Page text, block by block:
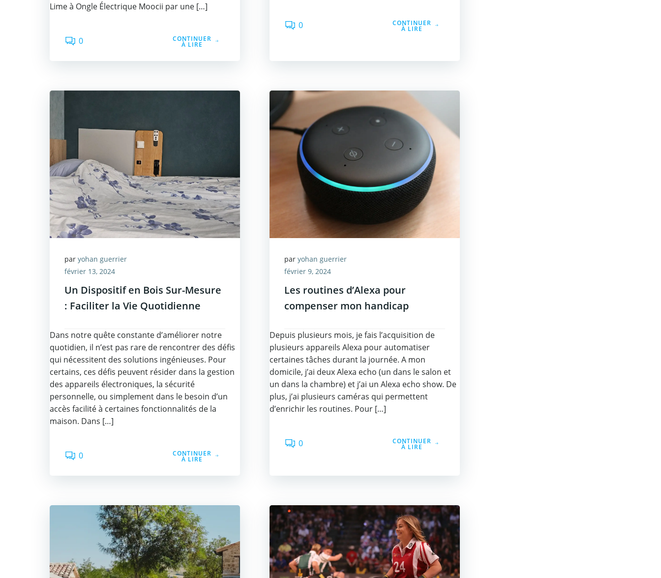
Lime à Ongle Électrique Moocii par une […]
0 CONTINUER
À LIRE
0 CONTINUER
À LIRE
par yohan guerrier
février 13, 2024
Un Dispositif en Bois Sur-Mesure
: Faciliter la Vie Quotidienne
Dans notre quête constante d’améliorer notre
quotidien, il n’est pas rare de rencontrer des défis
qui nécessitent des solutions ingénieuses. Pour
certains, ces défis peuvent résider dans la gestion
des appareils électroniques, la sécurité
personnelle, ou simplement dans le besoin d’un
accès facilité à certaines fonctionnalités de la
maison. Dans […]
0 CONTINUER
À LIRE
par yohan guerrier
février 9, 2024
Les routines d’Alexa pour
compenser mon handicap
Depuis plusieurs mois, je fais l’acquisition de
plusieurs appareils Alexa pour automatiser
certaines tâches durant la journée. A mon
domicile, j’ai deux Alexa echo (un dans le salon et
un dans la chambre) et j’ai un Alexa echo show. De
plus, j’ai plusieurs caméras qui permettent
d’enrichir les routines. Pour […]
0 CONTINUER
À LIRE